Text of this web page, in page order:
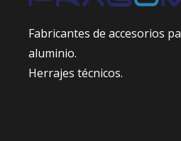
Fabricantes de accesorios
aluminio.
Herrajes técnicos.